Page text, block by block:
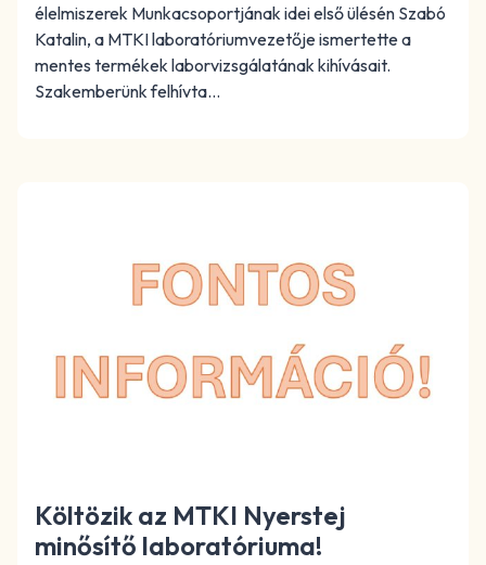
élelmiszerek Munkacsoportjának idei első ülésén Szabó
Katalin, a MTKI laboratóriumvezetője ismertette a
mentes termékek laborvizsgálatának kihívásait.
Szakemberünk felhívta…
Költözik az MTKI Nyerstej
minősítő laboratóriuma!